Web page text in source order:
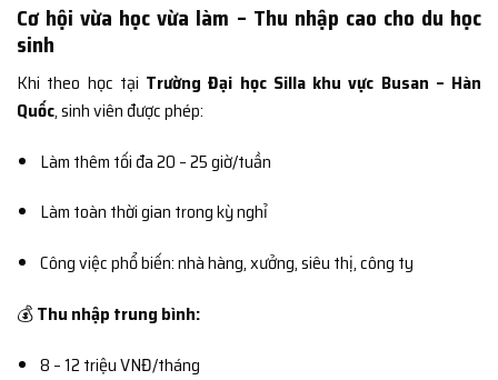
Cơ hội vừa học vừa làm – Thu nhập cao cho du học
sinh
Khi theo học tại Trường Đại học Silla khu vực Busan – Hàn
Quốc, sinh viên được phép:
Làm thêm tối đa 20 – 25 giờ/tuần
Làm toàn thời gian trong kỳ nghỉ
Công việc phổ biến: nhà hàng, xưởng, siêu thị, công ty
💰Thu nhập trung bình:
8 – 12 triệu VNĐ/tháng